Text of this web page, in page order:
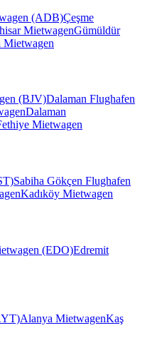
(ADB)Çeşme
MietwagenGümüldür
Mietwagen
(BJV)Dalaman Flughafen
Dalaman
Mietwagen
Sabiha Gökçen Flughafen
Kadıköy Mietwagen
(EDO)Edremit
Alanya MietwagenKaş